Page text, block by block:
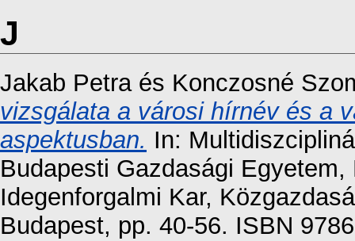
J
Jakab Petraés Konczosné
vizsgálata a városi hírnév és a
aspektusban. In:
Budapesti Gazdasági
Idegenforgalmi Kar,
Budapest, pp. 40-56. ISBN